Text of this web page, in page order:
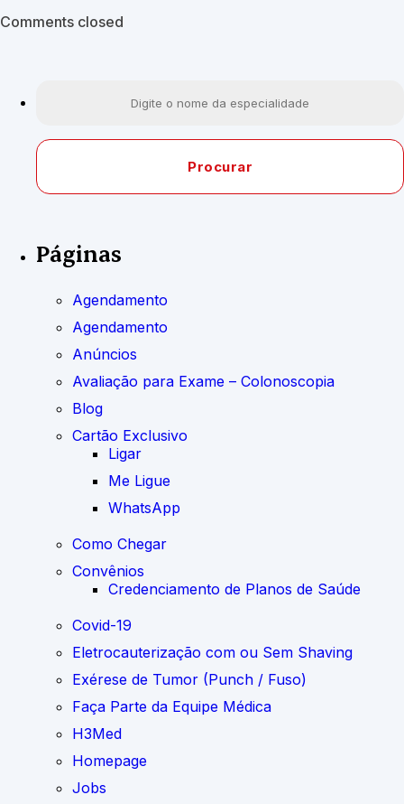
Comments closed
Páginas
Agendamento
Agendamento
Anúncios
Avaliação para Exame – Colonoscopia
Blog
Cartão Exclusivo
Ligar
Me Ligue
WhatsApp
Como Chegar
Convênios
Credenciamento de Planos de Saúde
Covid-19
Eletrocauterização com ou Sem Shaving
Exérese de Tumor (Punch / Fuso)
Faça Parte da Equipe Médica
H3Med
Homepage
Jobs